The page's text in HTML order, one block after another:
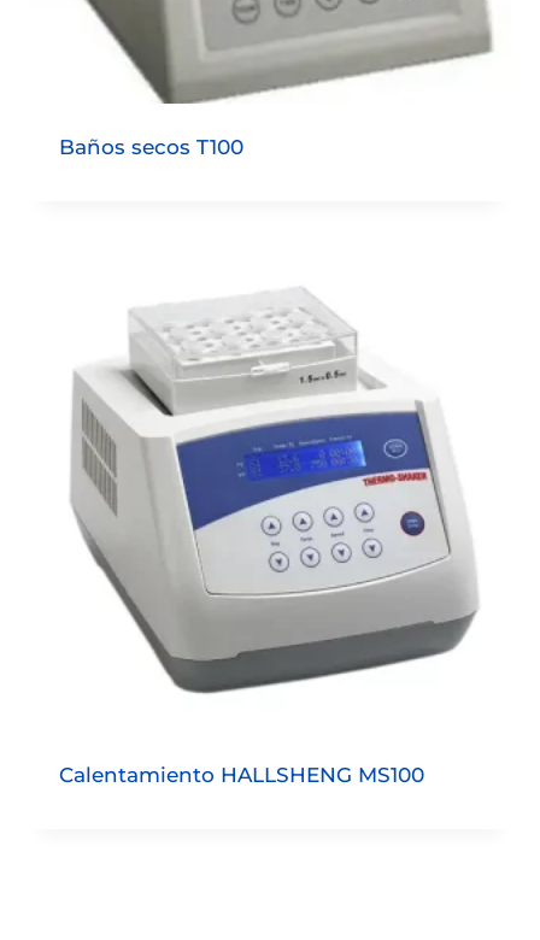
Baños secos T100
Calentamiento HALLSHENG MS100